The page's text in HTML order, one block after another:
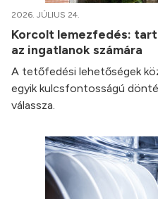
2026. JÚLIUS 24.
Korcolt lemezfedés:
az ingatlanok számára
A tetőfedési lehetőségek
egyik kulcsfontosságú
válassza.